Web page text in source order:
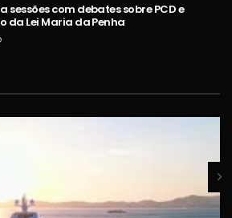
sessões com debates sobre PCD e
da Lei Maria da Penha